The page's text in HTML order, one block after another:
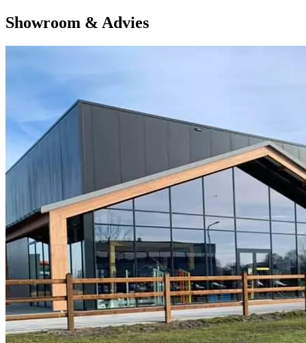
Showroom & Advies